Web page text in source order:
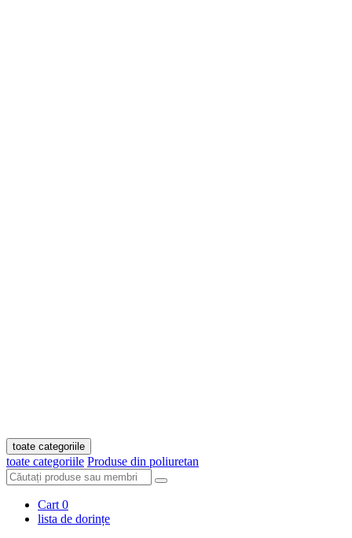
toate categoriile
toate categoriile Produse din poliuretan
Cart 0
lista de dorințe